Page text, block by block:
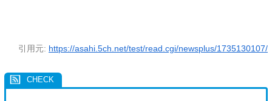
引用元: https://asahi.5ch.net/test/read.cgi/newsplus/1735130107/